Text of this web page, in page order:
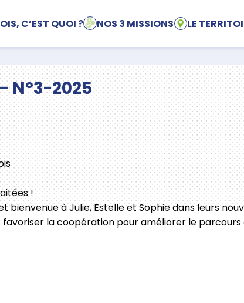
C’EST QUOI ?
NOS 3 MISSIONS LE
N°3-2025
!
à Julie, Estelle et Sophie dans leurs
la coopération pour améliorer le parcours